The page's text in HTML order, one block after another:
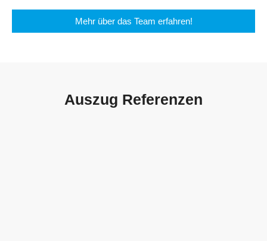
Mehr über das Team erfahren!
Auszug Referenzen